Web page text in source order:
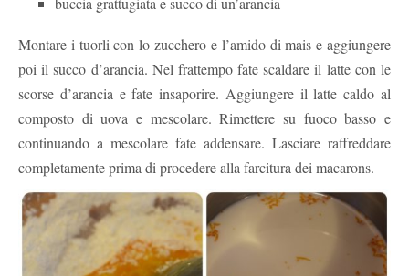
Montare i tuorli con lo zucchero e l’amido di mais e aggiungere
poi il succo d’arancia. Nel frattempo fate scaldare il latte con le
scorse d’arancia e fate insaporire. Aggiungere il latte caldo al
composto di uova e mescolare. Rimettere su fuoco basso e
continuando a mescolare fate addensare. Lasciare raffreddare
completamente prima di procedere alla farcitura dei macarons.